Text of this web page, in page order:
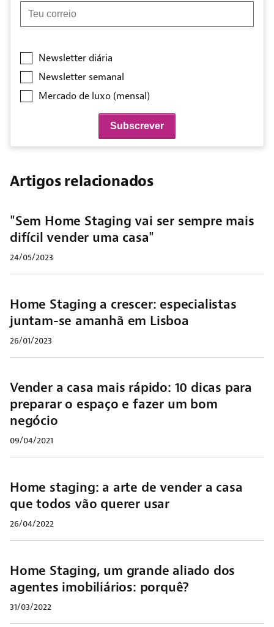
Teu correio
Newsletter diária
Newsletter semanal
Mercado de luxo (mensal)
Artigos relacionados
"Sem Home Staging vai ser sempre mais
difícil vender uma casa"
24/05/2023
Home Staging a crescer: especialistas
juntam-se amanhã em Lisboa
26/01/2023
Vender a casa mais rápido: 10 dicas para
preparar o espaço e fazer um bom
negócio
09/04/2021
Home staging: a arte de vender a casa
que todos vão querer usar
26/04/2022
Home Staging, um grande aliado dos
agentes imobiliários: porquê?
31/03/2022